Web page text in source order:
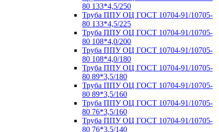
80 133*4,5/250
Труба ППУ ОЦ ГОСТ 10704-91/10705-
80 133*4,5/225
Труба ППУ ОЦ ГОСТ 10704-91/10705-
80 108*4,0/200
Труба ППУ ОЦ ГОСТ 10704-91/10705-
80 108*4,0/180
Труба ППУ ОЦ ГОСТ 10704-91/10705-
80 89*3,5/180
Труба ППУ ОЦ ГОСТ 10704-91/10705-
80 89*3,5/160
Труба ППУ ОЦ ГОСТ 10704-91/10705-
80 76*3,5/160
Труба ППУ ОЦ ГОСТ 10704-91/10705-
80 76*3,5/140